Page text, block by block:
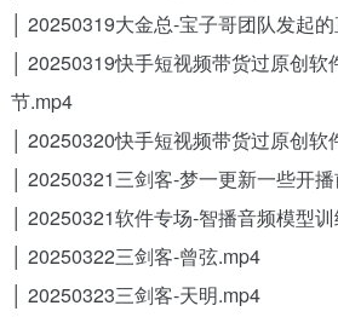
│ 20250319大金总-宝子哥团队发起
│ 20250319快手短视频带货过原创
节.mp4
│ 20250320快手短视频带货过原创
│ 20250321三剑客-梦一更新一些开
│ 20250321软件专场-智播音频模型
│ 20250322三剑客-曾弦.mp4
│ 20250323三剑客-天明.mp4